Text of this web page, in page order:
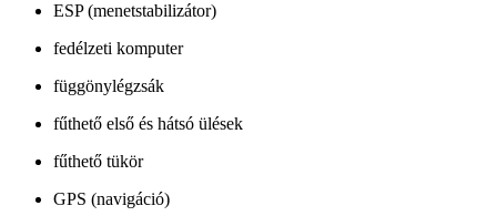
ESP (menetstabilizátor)
fedélzeti komputer
függönylégzsák
fűthető első és hátsó ülések
fűthető tükör
GPS (navigáció)